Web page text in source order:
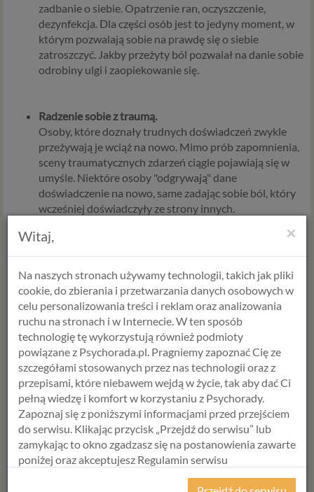
zadbanie o siebie. Opatrzenie ran, oczyszczenie,
dezynfekcja. Dla części osób jest to jedyny moment, w
którym pozwalają sobie na prawdę się o siebie
zatroszczyć. Jakby przeżyty ból pozwalał na danie sobie
odrobiny ulgi i zaopiekowanie się.
Radzenie sobie z traumą.
Osoby, które doznały trudnych doświadczeń zwykle
przeżywają je wciąż na nowo. Mimo prób zapomnienia,
sceny traumatycznych zdarzeń ciągle pojawiają się w
umyśle. Niektóre osoby "odgrywają" dane
doświadczenie na nowo, same zadając sobie ból, który
wcześniej doświadczyły ze strony innych.
otoczeniu o przeżytej traumie i jej wadze.
Komunikacja.
Niszczenie samego siebie jest komunikatem. Może być
niewerbalnym wołaniem o pomoc, sposobem
zwrócenia uwagi na problem. Osoba z pewnych
powodów nie mówi o trudności słowami i wybiera
autoagresję.
Zadawanie sobie ran może także służyć do karania
innych osób i wywoływania w nich poczucia winy, albo
do manipulacji.
Jak widać autoagresja służy zaspokajaniu wielu różnych
Ważne by pamiętać, że osoba robiąca sobie krzywdę
×
Witaj,
Na naszych stronach używamy technologii, takich jak pliki
cookie, do zbierania i przetwarzania danych osobowych w
celu personalizowania treści i reklam oraz analizowania
ruchu na stronach i w Internecie. W ten sposób
technologię tę wykorzystują również podmioty
powiązane z Psychorada.pl. Pragniemy zapoznać Cię ze
szczegółami stosowanych przez nas technologii oraz z
przepisami, które niebawem wejdą w życie, tak aby dać Ci
pełną wiedzę i komfort w korzystaniu z Psychorady.
Zapoznaj się z poniższymi informacjami przed przejściem
do serwisu. Klikając przycisk „Przejdź do serwisu” lub
zamykając to okno zgadzasz się na postanowienia zawarte
poniżej oraz akceptujesz Regulamin serwisu